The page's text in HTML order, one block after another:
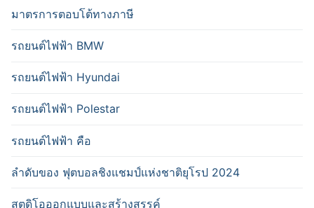
มาตรการตอบโต้ทางภาษี
รถยนต์ไฟฟ้า BMW
รถยนต์ไฟฟ้า Hyundai
รถยนต์ไฟฟ้า Polestar
รถยนต์ไฟฟ้า คือ
ลำดับของ ฟุตบอลชิงแชมป์แห่งชาติยุโรป 2024
สตูดิโอออกแบบและสร้างสรรค์